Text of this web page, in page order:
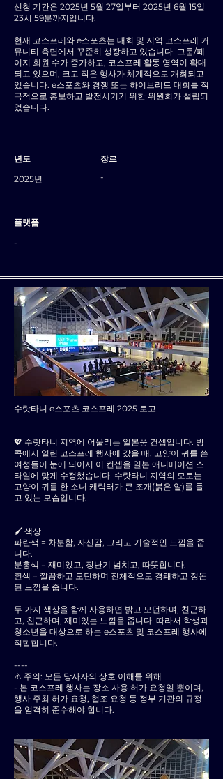
신청 기간은 2025년 5월 27일부터 2025년 6월 15일
23시 59분까지입니다.
현재 코스프레와 e스포츠는 대회 및 지역 코스프레 커
뮤니티 측면에서 꾸준히 성장하고 있습니다. 그룹/페
이지 회원 수가 증가하고, 코스프레 활동 영역이 확대
되고 있으며, 크고 작은 행사가 체계적으로 개최되고
있습니다. e스포츠와 경쟁 또는 하이브리드 대회를 적
극적으로 홍보하고 발전시키기 위한 위원회가 설립되
었습니다.
년도
2025년
장르
-
플랫폼
-
수랏타니 e스포츠 코스프레 2025 로고
💖 수랏타니 지역에 어울리는 일본풍 컨셉입니다. 방
콕에서 열린 코스프레 행사에 갔을 때, 고양이 귀를 쓴
여성들이 눈에 띄어서 이 컨셉을 일본 애니메이션 스
타일에 맞게 수정했습니다. 수랏타니 지역의 모토는
고양이 귀를 한 소녀 캐릭터가 큰 조개(붉은 알)를 들
고 있는 모습입니다.
🖌 색상
파란색 = 차분함, 자신감, 그리고 기술적인 느낌을 줍
니다.
분홍색 = 재미있고, 장난기 넘치고, 따뜻합니다.
흰색 = 깔끔하고 모던하며 전체적으로 경쾌하고 정돈
된 느낌을 줍니다.
두 가지 색상을 함께 사용하면 밝고 모던하며, 친근하
고, 친근하며, 재미있는 느낌을 줍니다. 따라서 학생과
청소년을 대상으로 하는 e스포츠 및 코스프레 행사에
적합합니다.
----
⚠️ 주의: 모든 당사자의 상호 이해를 위해
- 본 코스프레 행사는 장소 사용 허가 요청일 뿐이며,
행사 주최 허가 요청, 협조 요청 등 정부 기관의 규정
을 엄격히 준수해야 합니다.